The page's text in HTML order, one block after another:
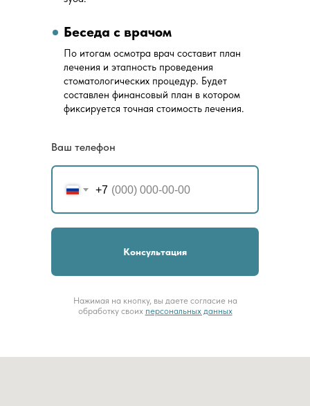
Беседа с врачом
По итогам осмотра врач составит план
лечения и этапность проведения
стоматологических процедур. Будет
составлен финансовый план в котором
фиксируется точная стоимость лечения.
+7
Консультация
Ваш телефон
Нажимая на кнопку, вы даете согласие на
обработку своих персональных данных